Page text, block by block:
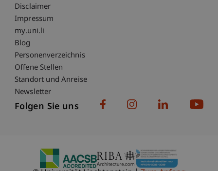
Disclaimer
Impressum
Fußzeile Subdomain-Verzeichnis
my.uni.li
Blog
Personenverzeichnis
Offene Stellen
Standort und Anreise
Newsletter
Folgen Sie uns